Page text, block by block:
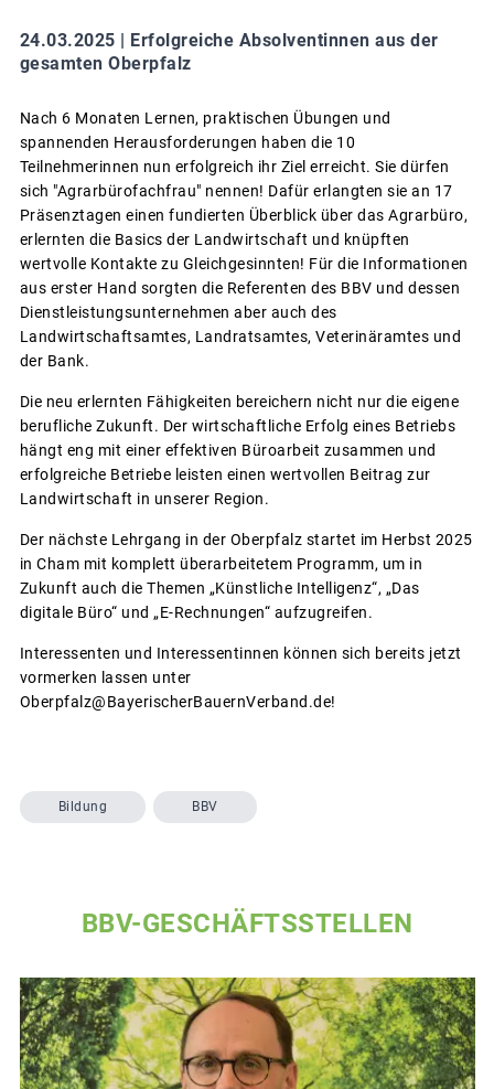
24.03.2025 | Erfolgreiche Absolventinnen aus der
gesamten Oberpfalz
Nach 6 Monaten Lernen, praktischen Übungen und
spannenden Herausforderungen haben die 10
Teilnehmerinnen nun erfolgreich ihr Ziel erreicht. Sie dürfen
sich "Agrarbürofachfrau" nennen! Dafür erlangten sie an 17
Präsenztagen einen fundierten Überblick über das Agrarbüro,
erlernten die Basics der Landwirtschaft und knüpften
wertvolle Kontakte zu Gleichgesinnten! Für die Informationen
aus erster Hand sorgten die Referenten des BBV und dessen
Dienstleistungsunternehmen aber auch des
Landwirtschaftsamtes, Landratsamtes, Veterinäramtes und
der Bank.
Die neu erlernten Fähigkeiten bereichern nicht nur die eigene
berufliche Zukunft. Der wirtschaftliche Erfolg eines Betriebs
hängt eng mit einer effektiven Büroarbeit zusammen und
erfolgreiche Betriebe leisten einen wertvollen Beitrag zur
Landwirtschaft in unserer Region.
Der nächste Lehrgang in der Oberpfalz startet im Herbst 2025
in Cham mit komplett überarbeitetem Programm, um in
Zukunft auch die Themen „Künstliche Intelligenz“, „Das
digitale Büro“ und „E-Rechnungen“ aufzugreifen.
Interessenten und Interessentinnen können sich bereits jetzt
vormerken lassen unter
Oberpfalz@BayerischerBauernVerband.de!
Bildung BBV
BBV-GESCHÄFTSSTELLEN